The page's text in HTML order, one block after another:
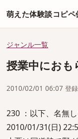
萌えた体験談コピペ
ジャンル一覧
授業中におも
2010/02/01 06:07 登録
230 ：以下、名無
2010/01/31(日)